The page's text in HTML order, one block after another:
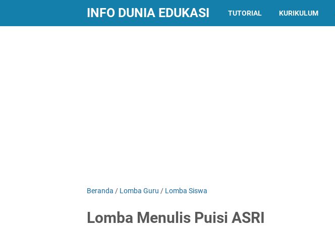
INFO DUNIA EDUKASI TUTORIAL KURIKULUM
Beranda / Lomba Guru / Lomba Siswa
Lomba Menulis Puisi ASRI